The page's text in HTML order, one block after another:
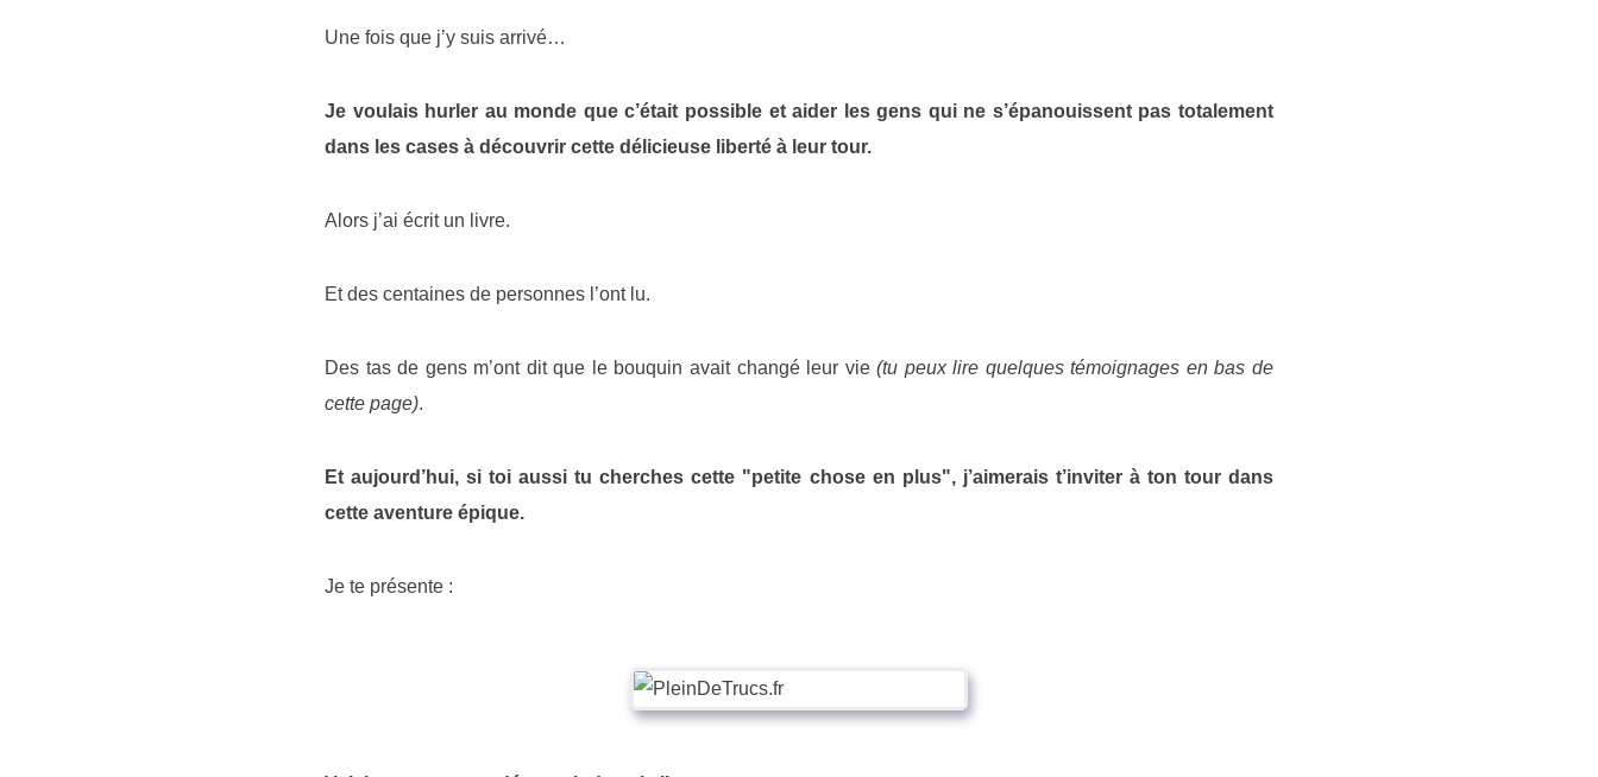
Une fois que j’y suis arrivé…
Je voulais hurler au monde que c’était possible et aider les gens qui ne s’épanouissent pas totalement
dans les cases à découvrir cette délicieuse liberté à leur tour.
Alors j’ai écrit un livre.
Et des centaines de personnes l’ont lu.
Des tas de gens m’ont dit que le bouquin avait changé leur vie(tu peux lire quelques témoignages en bas de
cette page).
Et aujourd’hui, si toi aussi tu cherches cette "petite chose en plus", j’aimerais t’inviter à ton tour dans
cette aventure épique.
Je te présente :